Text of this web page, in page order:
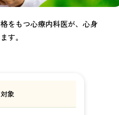
をもつ心療内科医が、心身
す。
対象